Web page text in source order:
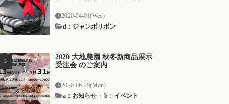
2020-04-01(Wed)
d：ジャンボリボン
2020 大地農園 秋冬新商品展示
受注会 のご案内
2020-06-29(Mon)
a：お知らせ / b：イベント